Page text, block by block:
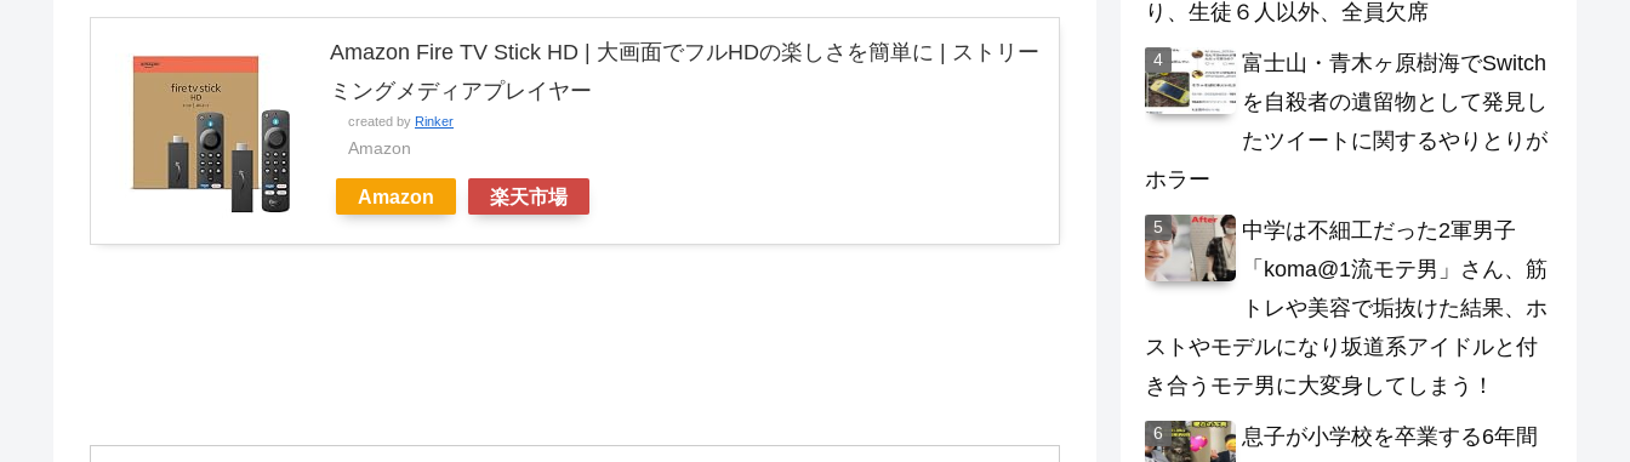
Amazon Fire TV Stick HD | 大画面でフルHDの楽しさを簡単に | ストリー
ミングメディアプレイヤー
created by Rinker
Amazon
Amazon 楽天市場
り、生徒６人以外、全員欠席
富士山・青木ヶ原樹海でSwitch
を自殺者の遺留物として発見し
たツイートに関するやりとりが
ホラー
中学は不細工だった2軍男子
「koma@1流モテ男」さん、筋
トレや美容で垢抜けた結果、ホ
ストやモデルになり坂道系アイドルと付
き合うモテ男に大変身してしまう！
息子が小学校を卒業する6年間